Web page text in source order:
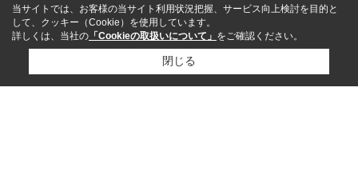
当サイトでは、お客様の当サイト利用状況把握、サービス向上検討を目的と
して、クッキー（Cookie）を使用しています。
詳しくは、当社の 「Cookieの取扱いについて」 をご確認ください。
閉じる